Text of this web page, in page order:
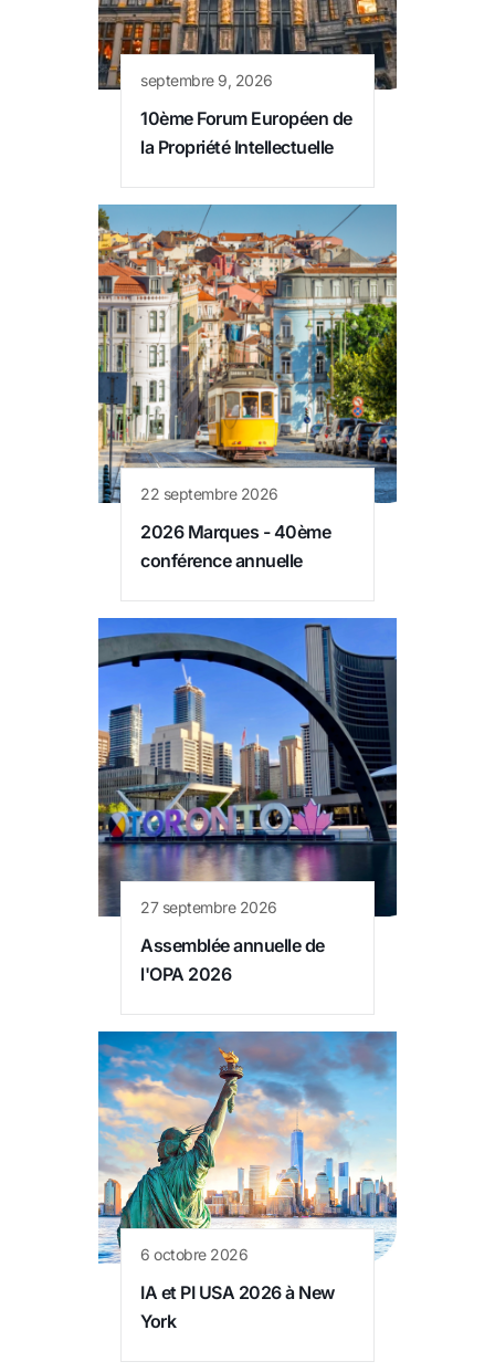
septembre 9, 2026
10ème Forum Européen de
la Propriété Intellectuelle
22 septembre 2026
2026 Marques - 40ème
conférence annuelle
27 septembre 2026
Assemblée annuelle de
l'OPA 2026
6 octobre 2026
IA et PI USA 2026 à New
York